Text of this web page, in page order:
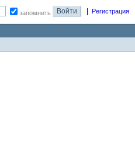
запомнить Регистрация